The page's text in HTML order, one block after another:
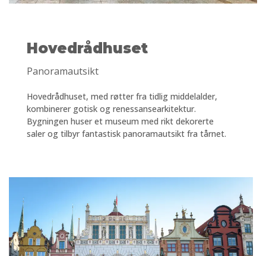
Hovedrådhuset
Panoramautsikt
Hovedrådhuset, med røtter fra tidlig middelalder,
kombinerer gotisk og renessansearkitektur.
Bygningen huser et museum med rikt dekorerte
saler og tilbyr fantastisk panoramautsikt fra tårnet.